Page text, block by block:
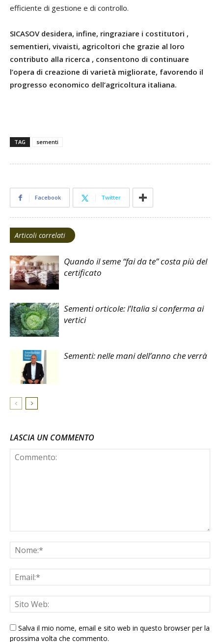
efficiente di gestione e di controllo.
SICASOV desidera, infine, ringraziare i costitutori ,
sementieri, vivaisti, agricoltori che grazie al loro
contributo alla ricerca , consentono di continuare
l’opera di creazione di varietà migliorate, favorendo il
progresso economico dell’agricoltura italiana.
TAG sementi
Facebook Twitter
Articoli correlati
Quando il seme “fai da te” costa più del
certificato
Sementi orticole: l’Italia si conferma ai
vertici
Sementi: nelle mani dell’anno che verrà
LASCIA UN COMMENTO
Salva il mio nome, email e sito web in questo browser per la
prossima volta che commento.